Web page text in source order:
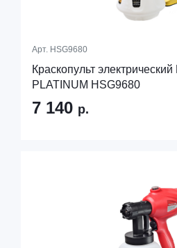
Арт. HSG9680
Краскопульт
PLATINUM HSG9680
7 140 р.